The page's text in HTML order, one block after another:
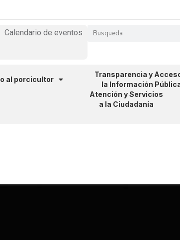
Calendario de eventos
al porcicultor
Transparencia y
la Información
Atención y Servicios
a la Ciudadanía